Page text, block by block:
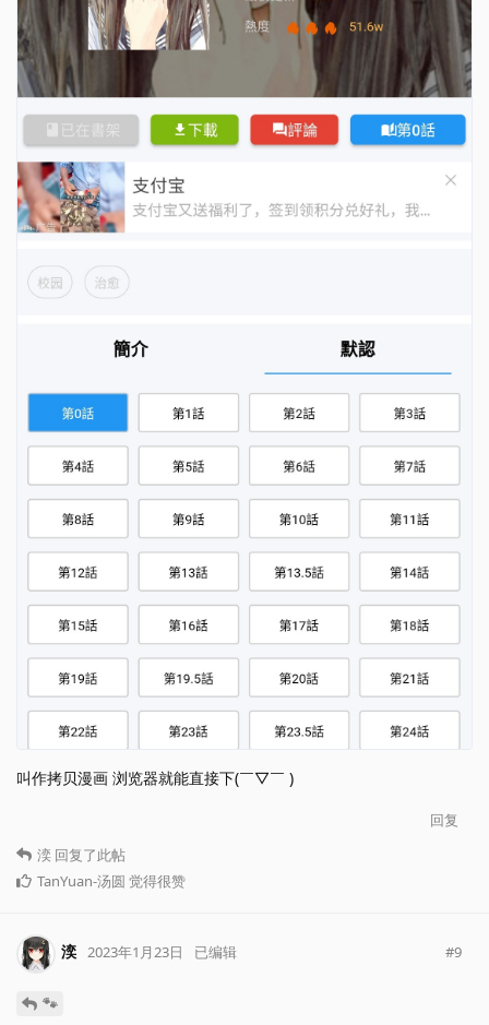
叫作拷贝漫画 浏览器就能直接下(￣▽￣ )​
回复
湙 回复了此帖
TanYuan-汤圆 觉得很赞
湙 2023年1月23日 已编辑 #9
🐾